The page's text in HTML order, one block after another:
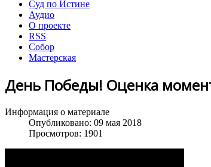
Суд по Истине
Аудио
О проекте
RSS
Собор
Мастерская
День Победы! Оценка
Информация о материале
Опубликовано: 09 мая 2018
Просмотров: 1901